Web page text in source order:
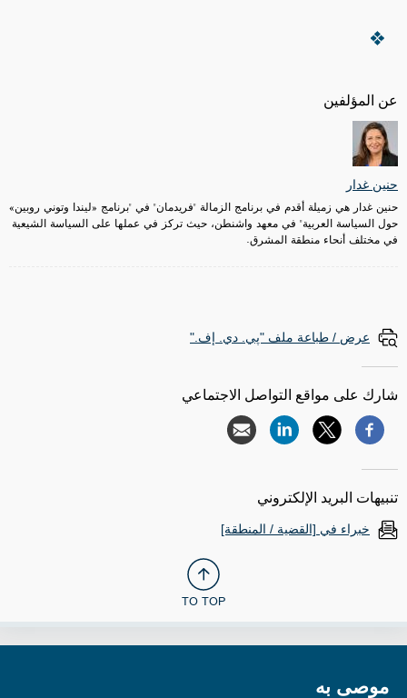
عن المؤلفين
حنين غدار
حنين غدار هي زميلة أقدم في برنامج الزمالة "فريدمان" في "برنامج «ليندا وتوني روبين»
حول السياسة العربية" في معهد واشنطن، حيث تركز في عملها على السياسة الشيعية
في مختلف أنحاء منطقة المشرق.
عرض / طباعة ملف "پي. دي. إف."
شارك على مواقع التواصل الاجتماعي
تنبيهات البريد الإلكتروني
خبراء في [القضية / المنطقة]
TO TOP
موصى به